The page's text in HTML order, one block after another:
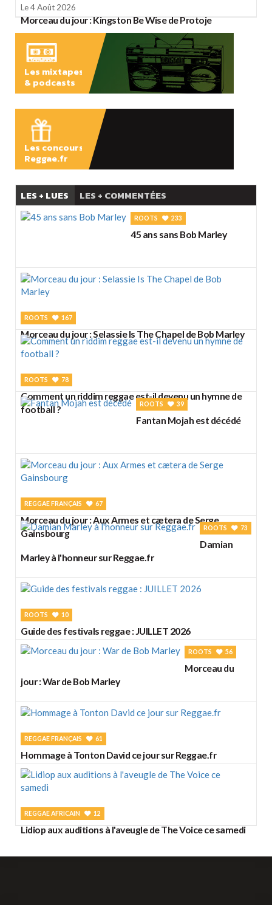
Le 4 Août 2026
Morceau du jour : Kingston Be Wise de Protoje
Les mixtapes
& podcasts
Les concours
Reggae.fr
LES + LUES LES + COMMENTÉES
ROOTS 233
45 ans sans Bob Marley
ROOTS 167
Morceau du jour : Selassie Is The Chapel de Bob Marley
ROOTS 78
Comment un riddim reggae est-il devenu un hymne de
football ?
ROOTS 39
Fantan Mojah est décédé
REGGAE FRANÇAIS 67
Morceau du jour : Aux Armes et cætera de Serge
Gainsbourg
ROOTS 73
Damian
Marley à l'honneur sur Reggae.fr
ROOTS 10
Guide des festivals reggae : JUILLET 2026
ROOTS 56
Morceau du
jour : War de Bob Marley
REGGAE FRANÇAIS 61
Hommage à Tonton David ce jour sur Reggae.fr
REGGAE AFRICAIN 12
Lidiop aux auditions à l'aveugle de The Voice ce samedi